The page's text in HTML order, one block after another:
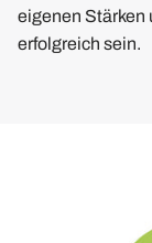
eigenen Stärken
erfolgreich sein.